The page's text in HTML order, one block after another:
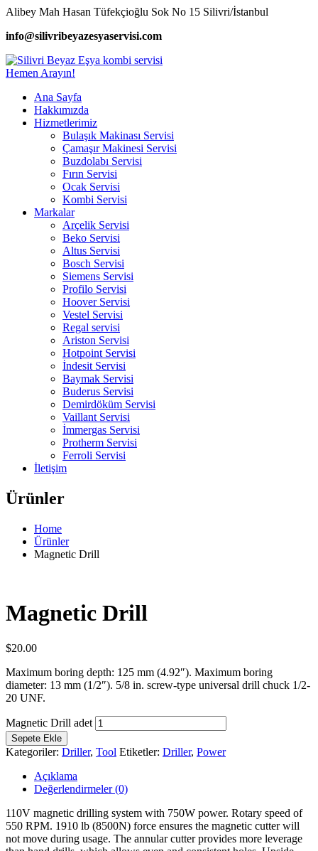
Alibey Mah Hasan Tüfekçioğlu Sok No 15 Silivri/İstanbul
info@silivribeyazesyaservisi.com
Hemen Arayın!
Ana Sayfa
Hakkımızda
Hizmetlerimiz
Bulaşık Makinası Servisi
Çamaşır Makinesi Servisi
Buzdolabı Servisi
Fırın Servisi
Ocak Servisi
Kombi Servisi
Markalar
Arçelik Servisi
Beko Servisi
Altus Servisi
Bosch Servisi
Siemens Servisi
Profilo Servisi
Hoover Servisi
Vestel Servisi
Regal servisi
Ariston Servisi
Hotpoint Servisi
İndesit Servisi
Baymak Servisi
Buderus Servisi
Demirdöküm Servisi
Vaillant Servisi
İmmergas Servisi
Protherm Servisi
Ferroli Servisi
İletişim
Ürünler
Home
Ürünler
Magnetic Drill
Magnetic Drill
$20.00
Maximum boring depth: 125 mm (4.92″). Maximum boring
diameter: 13 mm (1/2″). 5/8 in. screw-type universal drill chuck 1/2-
20 UNF.
Magnetic Drill adet
Sepete Ekle
Kategoriler: Driller, Tool Etiketler: Driller, Power
Açıklama
Değerlendirmeler (0)
110V magnetic drilling system with 750W power. Rotary speed of
550 RPM. 1910 lb (8500N) force ensures the magnetic cutter will
not move during usage. The annular cutter provides more leverage